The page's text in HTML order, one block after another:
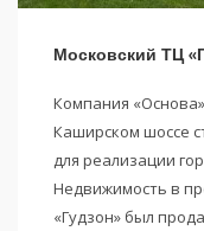
Компания
Каширском шоссе
для реализации
Недвижимость в
«Гудзон» был